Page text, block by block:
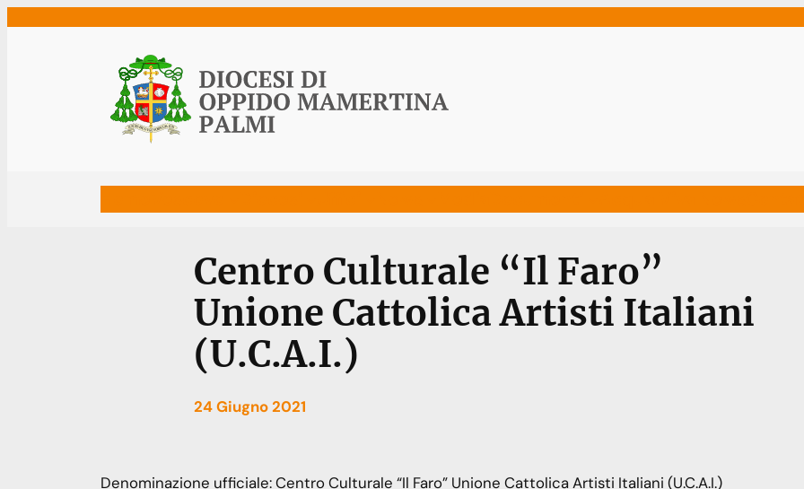
Centro Culturale “Il Faro”
Unione Cattolica Artisti Italiani
(U.C.A.I.)
24 Giugno 2021
Denominazione ufficiale:Centro Culturale “Il Faro” Unione Cattolica Artisti Italiani (U.C.A.I.)